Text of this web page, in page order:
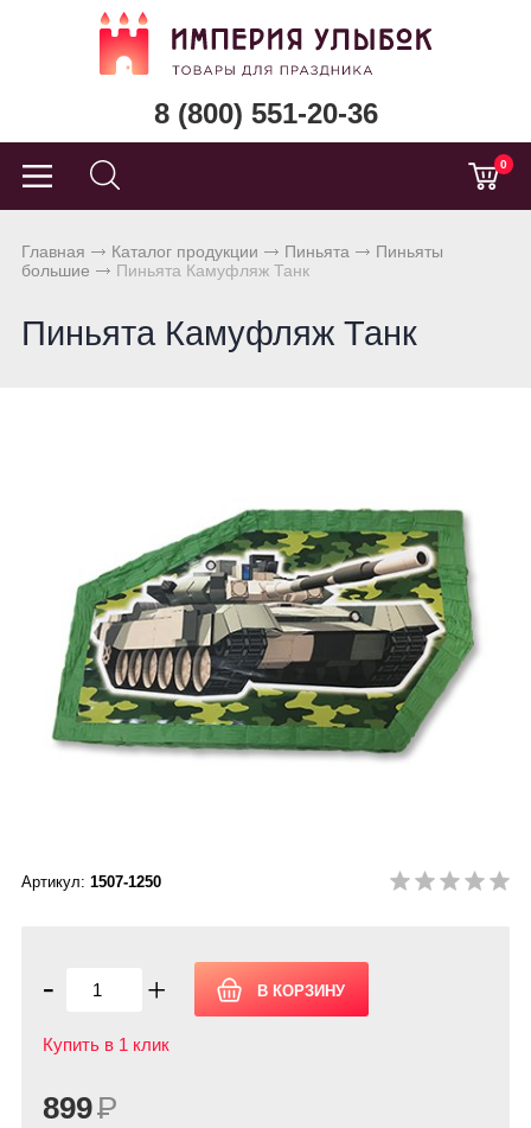
8 (800) 551-20-36
0
Главная Каталог продукции Пиньята
Пиньяты
большие
Пиньята Камуфляж Танк
Пиньята Камуфляж Танк
Артикул: 1507-1250
- +
Купить в 1 клик
899Р